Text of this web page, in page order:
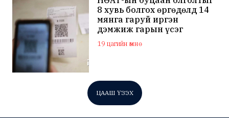
8 хувь болгох өргөдөлд 14
мянга гаруй иргэн
дэмжиж гарын үсэг
зуржээ
19 цагийн өмнө
ЦААШ ҮЗЭХ